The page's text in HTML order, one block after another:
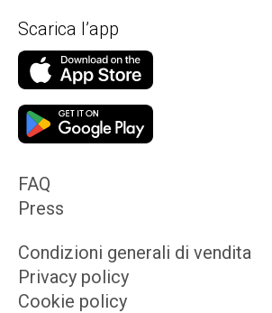
Scarica l’app
FAQ
Press
Condizioni generali di vendita
Privacy policy
Cookie policy